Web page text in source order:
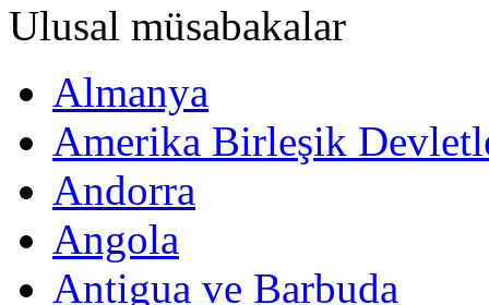
Ulusal müsabakalar
Almanya
Amerika Birleşik
Andorra
Angola
Antigua ve Barbuda